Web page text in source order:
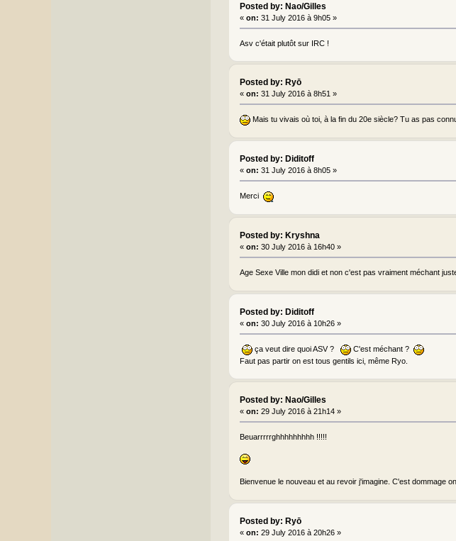
Posted by: Nao/Gilles
« on: 31 July 2016 à 9h05 »
Asv c'était plutôt sur IRC !
Posted by: Ryō
« on: 31 July 2016 à 8h51 »
Mais tu vivais où toi, à la fin du 20e siècle? Tu as pas
Posted by: Diditoff
« on: 31 July 2016 à 8h05 »
Merci
Posted by: Kryshna
« on: 30 July 2016 à 16h40 »
Age Sexe Ville mon didi et non c'est pas vraiment méchant
Posted by: Diditoff
« on: 30 July 2016 à 10h26 »
ça veut dire quoi ASV ?
C'est méchant ?
Faut pas partir on est tous gentils ici, même Ryo.
Posted by: Nao/Gilles
« on: 29 July 2016 à 21h14 »
Beuarrrrrghhhhhhhhh !!!!!
Bienvenue le nouveau et au revoir j'imagine. C'est dommage
Posted by: Ryō
« on: 29 July 2016 à 20h26 »